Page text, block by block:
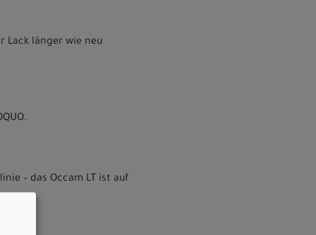
Lack länger wie neu
– das Occam LT ist auf